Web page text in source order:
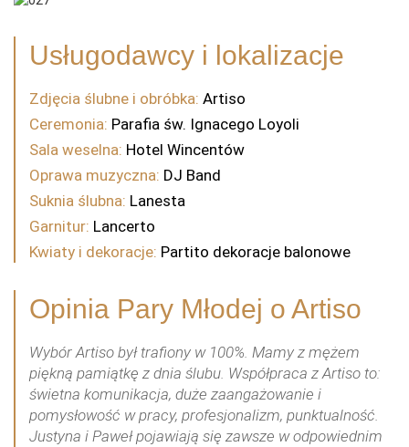
Usługodawcy i lokalizacje
Zdjęcia ślubne i obróbka: Artiso
Ceremonia: Parafia św. Ignacego Loyoli
Sala weselna: Hotel Wincentów
Oprawa muzyczna: DJ Band
Suknia ślubna: Lanesta
Garnitur: Lancerto
Kwiaty i dekoracje: Partito dekoracje balonowe
Opinia Pary Młodej o Artiso
Wybór Artiso był trafiony w 100%. Mamy z mężem
piękną pamiątkę z dnia ślubu. Współpraca z Artiso to:
świetna komunikacja, duże zaangażowanie i
pomysłowość w pracy, profesjonalizm, punktualność.
Justyna i Paweł pojawiają się zawsze w odpowiednim